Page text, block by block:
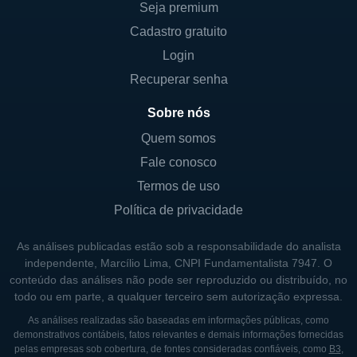
atentos às melhores práticas de governança
A companhia não possui um controle
entidade ou governo, o que proporciona uma
maior autonomia em suas decisões
estratégicas. No entanto, a MetLife também
colabora frequentemente com governos e
seguros que atendam às necessidades
específicas da população, principalmente em
relação a programas de saúde e previdência.
A MetLife foi fundada em Nova York em
Seja premium
Cadastro gratuito
Login
Recuperar senha
Sobre nós
Quem somos
Fale conosco
Termos de uso
Política de privacidade
As análises publicadas estão sob a responsabilidade do analista
independente, Marcílio Lima, CNPI Fundamentalista 7947. O
conteúdo das análises não pode ser reproduzido ou distribuído, no
todo ou em parte, a qualquer terceiro sem autorização expressa.
As análises realizadas são baseadas em informações públicas, como
demonstrativos contábeis, fatos relevantes e demais informações fornecidas
pelas empresas sob cobertura, de fontes consideradas confiáveis, como B3,